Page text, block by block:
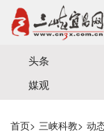
宜昌三峡融媒体中
头条
媒观
首页> 三峡科教> 动